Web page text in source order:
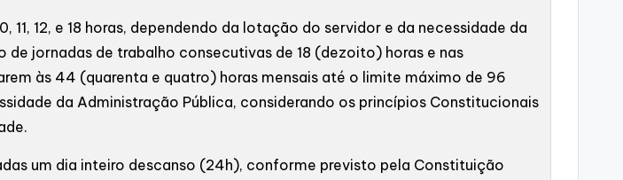
12, e 18 horas, dependendo da lotação do servidor e da necessidade da
jornadas de trabalho consecutivas de 18 (dezoito) horas e nas
às 44 (quarenta e quatro) horas mensais até o limite máximo de 96
da Administração Pública, considerando os princípios Constitucionais
um dia inteiro descanso (24h), conforme previsto pela Constituição